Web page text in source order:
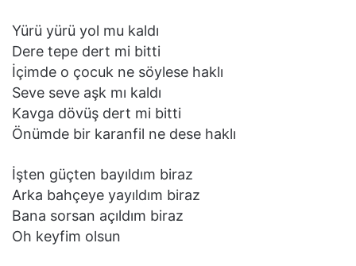
Yürü yürü yol mu kaldı
Dere tepe dert mi bitti
İçimde o çocuk ne söylese haklı
Seve seve aşk mı kaldı
Kavga dövüş dert mi bitti
Önümde bir karanfil ne dese haklı
İşten güçten bayıldım biraz
Arka bahçeye yayıldım biraz
Bana sorsan açıldım biraz
Oh keyfim olsun